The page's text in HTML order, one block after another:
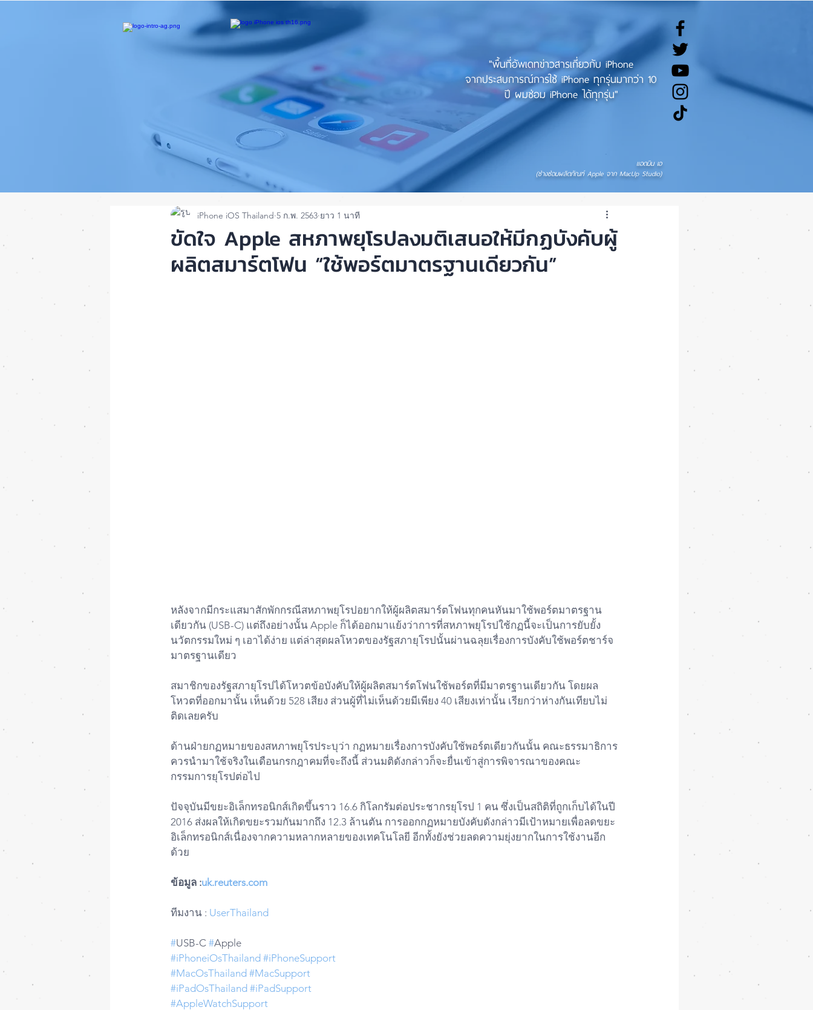
"พื้นที่อัพเดทข่าวสารเกี่ยวกับ iPhone
จากประสบการณ์การใช้ iPhone ทุกรุ่นมากว่า 10
ปี ผมซ่อม iPhone ได้ทุกรุ่น"
แอดมิน เอ
(ช่างซ่อมผลิตภัณฑ์ Apple จาก MacUp Studio)
ขัดใจ Apple สหภาพยุโรปลงมติเสนอให้มีกฏบังคับผู้
ผลิตสมาร์ตโฟน “ใช้พอร์ตมาตรฐานเดียวกัน”
iPhone iOS Thailand 5 ก.พ. 2563 ยาว 1 นาที
หลังจากมีกระแสมาสักพักกรณีสหภาพยุโรปอยากให้ผู้ผลิตสมาร์ตโฟนทุกคนหันมาใช้พอร์ตมาตรฐาน
เดียวกัน (USB-C) แต่ถึงอย่างนั้น Apple ก็ได้ออกมาแย้งว่าการที่สหภาพยุโรปใช้กฏนี้จะเป็นการยับยั้ง
นวัตกรรมใหม่ ๆ เอาได้ง่าย แต่ล่าสุดผลโหวตของรัฐสภายุโรปนั้นผ่านฉลุยเรื่องการบังคับใช้พอร์ตชาร์จ
มาตรฐานเดียว
สมาชิกของรัฐสภายุโรปได้โหวตข้อบังคับให้ผู้ผลิตสมาร์ตโฟนใช้พอร์ตที่มีมาตรฐานเดียวกัน โดยผล
โหวตที่ออกมานั้น เห็นด้วย 528 เสียง ส่วนผู้ที่ไม่เห็นด้วยมีเพียง 40 เสียงเท่านั้น เรียกว่าห่างกันเทียบไม่
ติดเลยครับ
ด้านฝ่ายกฏหมายของสหภาพยุโรประบุว่า กฏหมายเรื่องการบังคับใช้พอร์ตเดียวกันนั้น คณะธรรมาธิการ
ควรนำมาใช้จริงในเดือนกรกฎาคมที่จะถึงนี้ ส่วนมติดังกล่าวก็จะยื่นเข้าสู่การพิจารณาของคณะ
กรรมการยุโรปต่อไป
ปัจจุบันมีขยะอิเล็กทรอนิกส์เกิดขึ้นราว 16.6 กิโลกรัมต่อประชากรยุโรป 1 คน ซึ่งเป็นสถิติที่ถูกเก็บได้ในปี
2016 ส่งผลให้เกิดขยะรวมกันมากถึง 12.3 ล้านตัน การออกกฏหมายบังคับดังกล่าวมีเป้าหมายเพื่อลดขยะ
อิเล็กทรอนิกส์เนื่องจากความหลากหลายของเทคโนโลยี อีกทั้งยังช่วยลดความยุ่งยากในการใช้งานอีก
ด้วย
ข้อมูล :uk.reuters.com
ทีมงาน : UserThailand
#USB-C #Apple
#iPhoneiOsThailand #iPhoneSupport
#MacOsThailand #MacSupport
#iPadOsThailand #iPadSupport
#AppleWatchSupport